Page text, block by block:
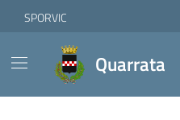
Skip to Main Content
Vai ai contenuti
Vai al footer
SPORVIC
Quarrata